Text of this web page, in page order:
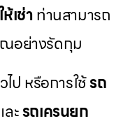
เช่าท่านสามารถ
อย่างรัดกุม
ไป หรือการใช้รถ
ะรถเครนยก